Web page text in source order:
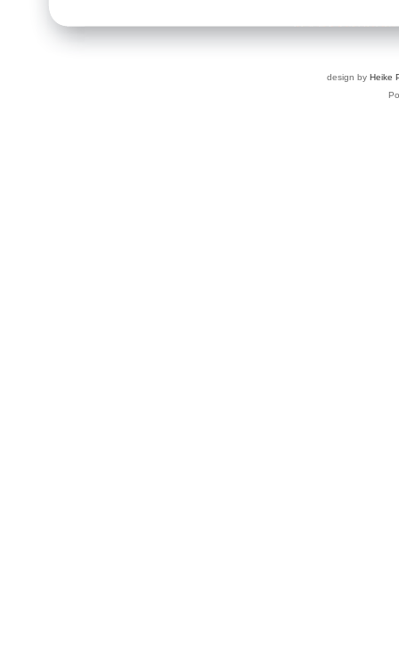
design by Heike